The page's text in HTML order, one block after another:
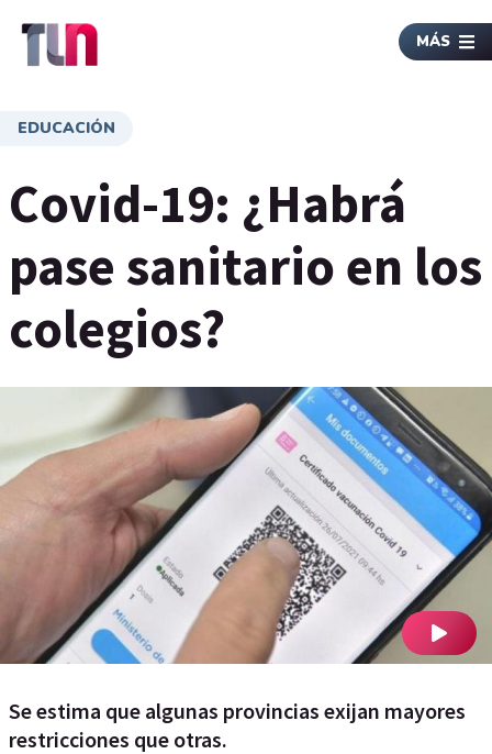
MÁS
EDUCACIÓN
Covid-19: ¿Habrá
pase sanitario en los
colegios?
Se estima que algunas provincias exijan mayores
restricciones que otras.